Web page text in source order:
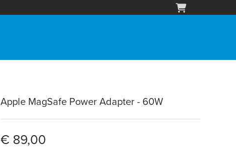
Apple MagSafe Power Adapter - 60W
€ 89,00